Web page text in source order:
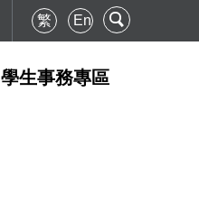
繁 En
學生事務專區